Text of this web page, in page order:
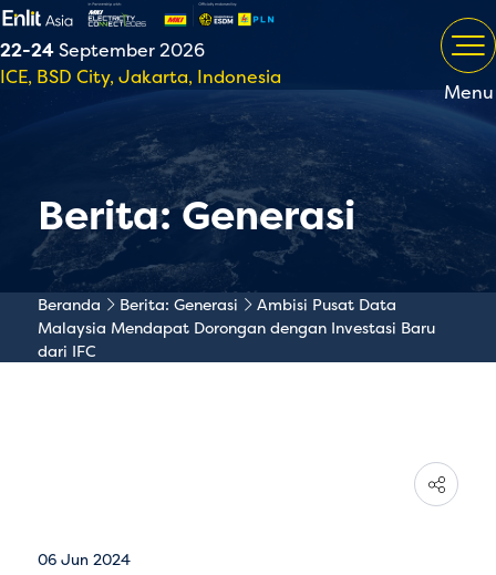
22-24September 2026
ICE, BSD City, Jakarta, Indonesia
Menu
Berita: Generasi
Beranda Berita: Generasi
Ambisi Pusat Data
Malaysia Mendapat Dorongan dengan Investasi Baru
dari IFC
06 Jun 2024